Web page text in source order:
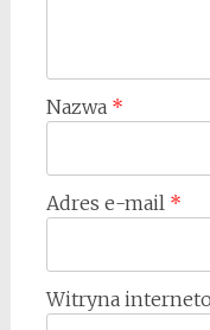
Nazwa *
Adres e-mail *
Witryna